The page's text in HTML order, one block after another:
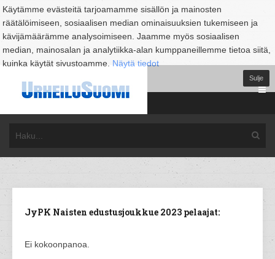
Käytämme evästeitä tarjoamamme sisällön ja mainosten
räätälöimiseen, sosiaalisen median ominaisuuksien tukemiseen ja
kävijämäärämme analysoimiseen. Jaamme myös sosiaalisen
median, mainosalan ja analytiikka-alan kumppaneillemme tietoa siitä,
kuinka käytät sivustoamme. Näytä tiedot
Sulje
JyPK Naisten edustusjoukkue 2023 pelaajat:
Ei kokoonpanoa.